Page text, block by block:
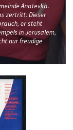
Anatevka.
zertritt. Dieser
er steht
in Jerusalem,
nur freudige